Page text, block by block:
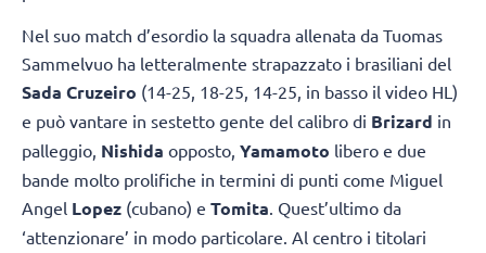
Nel suo match d’esordio la squadra allenata da Tuomas
Sammelvuo ha letteralmente strapazzato i brasiliani del
Sada Cruzeiro (14-25, 18-25, 14-25, in basso il video HL)
e può vantare in sestetto gente del calibro di Brizard in
palleggio, Nishida opposto, Yamamoto libero e due
bande molto prolifiche in termini di punti come Miguel
Angel Lopez (cubano) e Tomita. Quest’ultimo da
‘attenzionare’ in modo particolare. Al centro i titolari